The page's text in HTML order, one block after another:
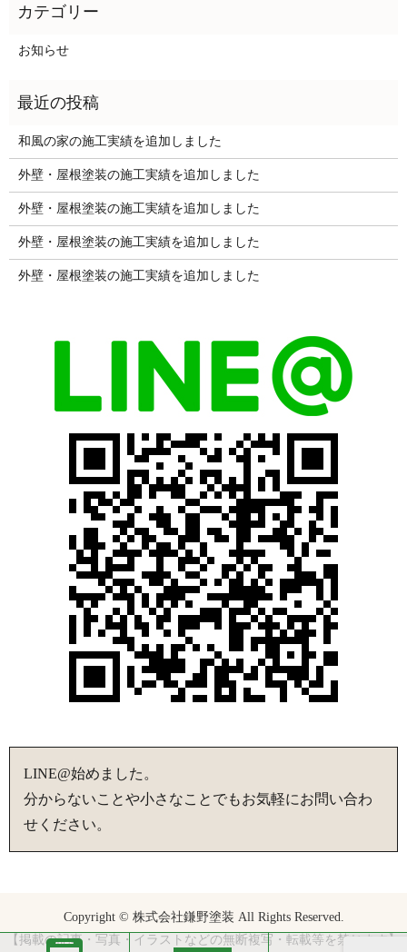
お知らせ
和風の家の施工実績を追加しました
外壁・屋根塗装の施工実績を追加しました
外壁・屋根塗装の施工実績を追加しました
外壁・屋根塗装の施工実績を追加しました
外壁・屋根塗装の施工実績を追加しました
LINE@始めました。
分からないことや小さなことでもお気軽にお問い合わ
せください。
Copyright © 株式会社鎌野塗装 All Rights Reserved.
【掲載の記事・写真・イラストなどの無断複写・転載等を禁じます】